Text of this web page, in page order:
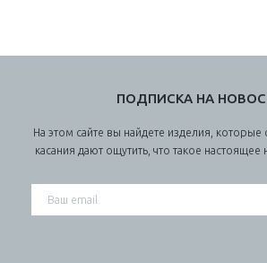
ПОДПИСКА НА
На этом сайте вы найдете изделия, которые
касания дают ощутить, что такое настоящее